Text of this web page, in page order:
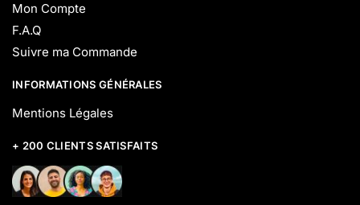
Mon Compte
F.A.Q
Suivre ma Commande
INFORMATIONS GÉNÉRALES
Mentions Légales
+ 200 CLIENTS SATISFAITS